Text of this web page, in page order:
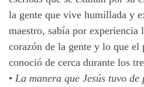
la gente que vive humillada y
maestro, sabía por experiencia
corazón de la gente y lo que
conoció de cerca durante los
• La manera que Jesús tuvo